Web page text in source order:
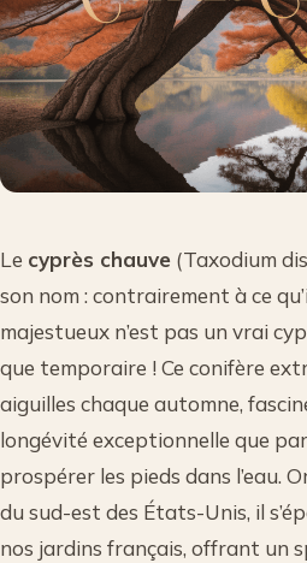
Le cyprès chauve (Taxodium
son nom : contrairement à ce
majestueux n’est pas un vrai
que temporaire ! Ce conifère
aiguilles chaque automne,
longévité exceptionnelle que
prospérer les pieds dans l’eau.
du sud-est des États-Unis, il
nos jardins français, offrant un